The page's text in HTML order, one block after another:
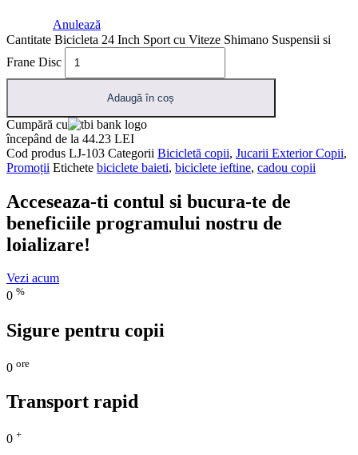
Anulează
Cantitate Bicicleta 24 Inch Sport cu Viteze Shimano Suspensii si
Frane Disc
Adaugă în coș
Cumpără cu
începând de la 44.23 LEI
Cod produs LJ-103 Categorii Bicicletă copii, Jucarii Exterior Copii,
Promoții Etichete biciclete baieti, biciclete ieftine, cadou copii
Acceseaza-ti contul si bucura-te de
beneficiile programului nostru de
loializare!
Vezi acum
0 %
Sigure pentru copii
0 ore
Transport rapid
0 +